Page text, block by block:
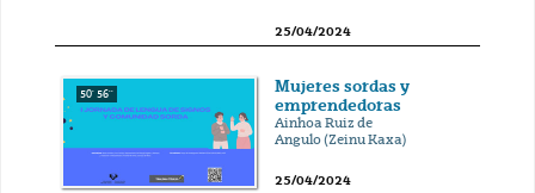
25/04/2024
50' 56''
Mujeres sordas y
emprendedoras
Ainhoa Ruiz de
Angulo (Zeinu Kaxa)
25/04/2024